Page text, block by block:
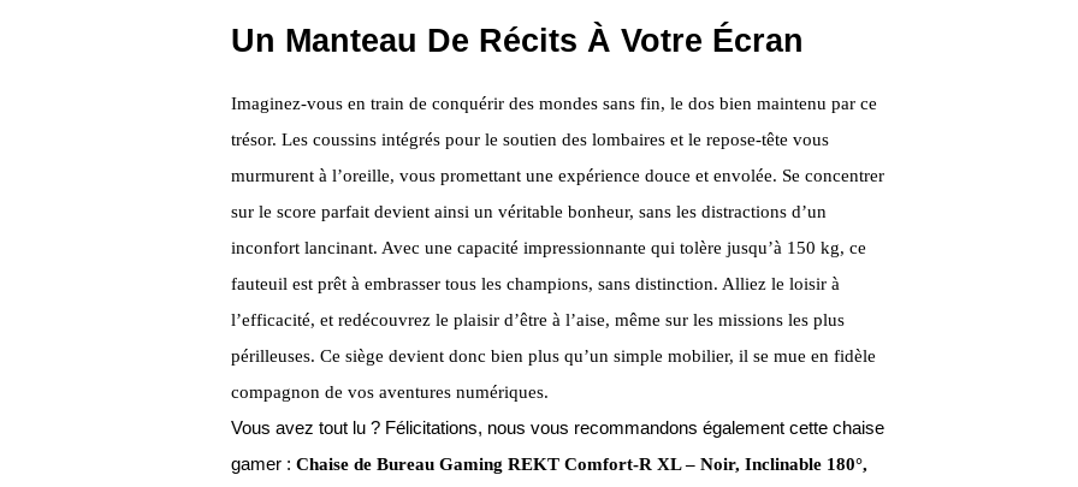
Un Manteau De Récits À Votre Écran
Imaginez-vous en train de conquérir des mondes sans fin, le dos bien maintenu par ce
trésor. Les coussins intégrés pour le soutien des lombaires et le repose-tête vous
murmurent à l’oreille, vous promettant une expérience douce et envolée. Se concentrer
sur le score parfait devient ainsi un véritable bonheur, sans les distractions d’un
inconfort lancinant. Avec une capacité impressionnante qui tolère jusqu’à 150 kg, ce
fauteuil est prêt à embrasser tous les champions, sans distinction. Alliez le loisir à
l’efficacité, et redécouvrez le plaisir d’être à l’aise, même sur les missions les plus
périlleuses. Ce siège devient donc bien plus qu’un simple mobilier, il se mue en fidèle
compagnon de vos aventures numériques.
Vous avez tout lu ? Félicitations, nous vous recommandons également cette chaise
gamer : Chaise de Bureau Gaming REKT Comfort-R XL – Noir, Inclinable 180°,